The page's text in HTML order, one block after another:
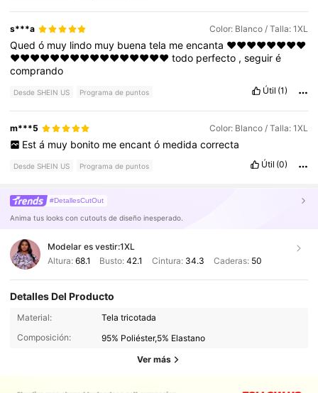
s***a Color: Blanco / Talla: 1XL
Quedó muy lindo muy buenatela meencanta ❤️❤️❤️❤️❤️❤️❤️❤️
❤️❤️❤️❤️❤️❤️❤️❤️❤️❤️❤️❤️❤️❤️❤️❤️todo perfecto ,seguiré
comprando
Desde SHEIN US Programa de puntos Útil (1)
m***5 Color: Blanco / Talla: 1XL
Est á muy bonito me encant ó medida correcta
Desde SHEIN US Programa de puntos Útil (0)
#DetallesCutOut
Anima tus looks con cutouts de diseño inesperado.
Modelar es vestir:1XL
Altura: 68.1 Busto:42.1 Cintura: 34.3 Caderas: 50
Detalles Del Producto
Material:
Tela tricotada
Composición:
95% Poliéster,5% Elastano
Ver más